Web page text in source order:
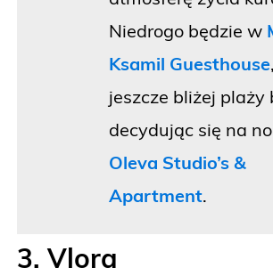
Niedrogo będzie w
Ksamil Guesthouse
jeszcze bliżej plaży
decydując się na
Oleva Studio’s &
Apartment.
3. Vlora